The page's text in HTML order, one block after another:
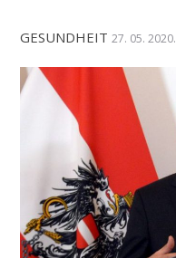
GESUNDHEIT 27. 05. 2020.